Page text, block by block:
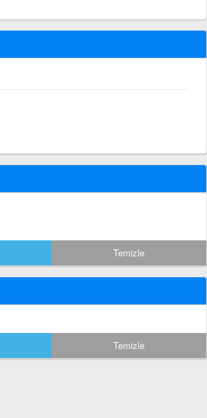
Temizle
Temizle